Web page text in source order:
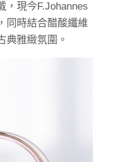
，現今F.Johannes
同時結合醋酸纖維
典雅緻氛圍。